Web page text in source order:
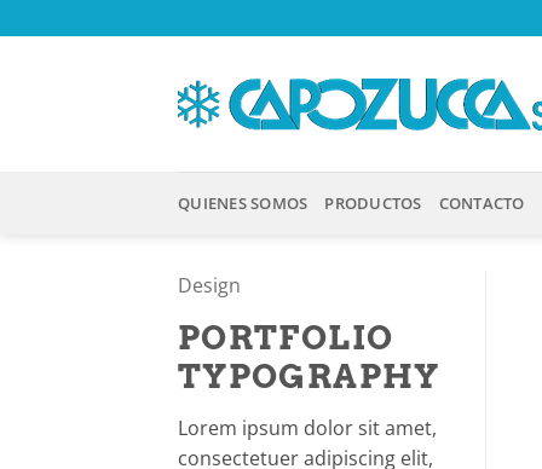
al
QUIENES SOMOS PRODUCTOS CONTACTO
Design
PORTFOLIO
TYPOGRAPHY
Lorem ipsum dolor sit amet,
consectetuer adipiscing elit,